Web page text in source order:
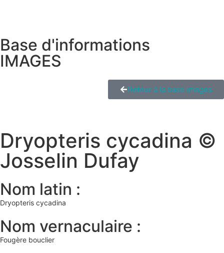
Base d'informations
IMAGES
Retour à la base images
Dryopteris cycadina ©
Josselin Dufay
Nom latin :
Dryopteris cycadina
Nom vernaculaire :
Fougère bouclier